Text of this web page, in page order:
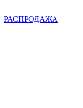
РАСПРОДАЖА